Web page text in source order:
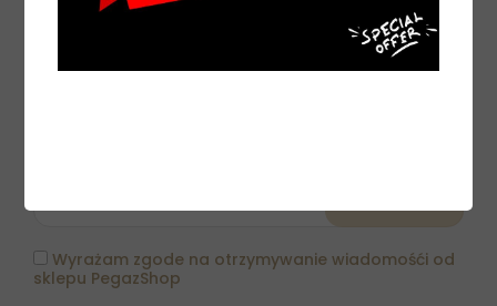
Wyrażam zgode na otrzymywanie wiadomośći od
sklepu PegazShop